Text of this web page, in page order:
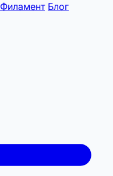
Филамент Блог